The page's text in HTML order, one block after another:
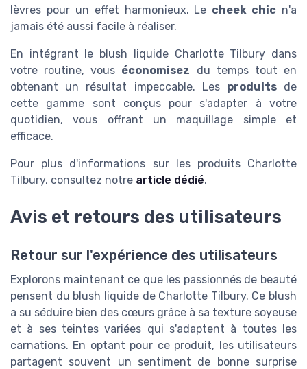
lèvres pour un effet harmonieux. Le cheek chic n'a
jamais été aussi facile à réaliser.
En intégrant le blush liquide Charlotte Tilbury dans
votre routine, vous économisez du temps tout en
obtenant un résultat impeccable. Les produitsde
cette gamme sont conçus pour s'adapter à votre
quotidien, vous offrant un maquillage simple et
efficace.
Pour plus d'informations sur les produits Charlotte
Tilbury, consultez notre article dédié.
Avis et retours des utilisateurs
Retour sur l'expérience des utilisateurs
Explorons maintenant ce que les passionnés de beauté
pensent du blush liquide de Charlotte Tilbury. Ce blush
a su séduire bien des cœurs grâce à sa texture soyeuse
et à ses teintes variées qui s'adaptent à toutes les
carnations. En optant pour ce produit, les utilisateurs
partagent souvent un sentiment de bonne surprise